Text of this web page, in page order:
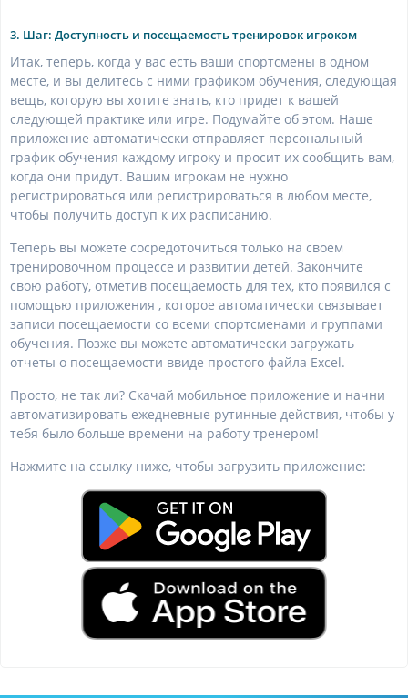
3. Шаг: Доступность и посещаемость тренировок игроком
Итак, теперь, когда у вас есть ваши спортсмены в одном
месте, и вы делитесь с ними графиком обучения, следующая
вещь, которую вы хотите знать, кто придет к вашей
следующей практике или игре. Подумайте об этом. Наше
приложение автоматически отправляет персональный
график обучения каждому игроку и просит их сообщить вам,
когда они придут. Вашим игрокам не нужно
регистрироваться или регистрироваться в любом месте,
чтобы получить доступ к их расписанию.
Теперь вы можете сосредоточиться только на своем
тренировочном процессе и развитии детей. Закончите
свою работу, отметив посещаемость для тех, кто появился с
помощью приложения , которое автоматически связывает
записи посещаемости со всеми спортсменами и группами
обучения. Позже вы можете автоматически загружать
отчеты о посещаемости ввиде простого файла Excel.
Просто, не так ли? Скачай мобильное приложение и начни
автоматизировать ежедневные рутинные действия, чтобы у
тебя было больше времени на работу тренером!
Нажмите на ссылку ниже, чтобы загрузить приложение: